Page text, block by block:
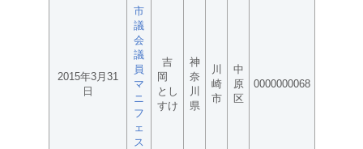
2015年3月31
日
市
議
会
議
員
マ
ニ
フ
ェ
ス
吉
岡
とし
すけ
神
奈
川
県
川
崎
市
中
原
区
0000000068